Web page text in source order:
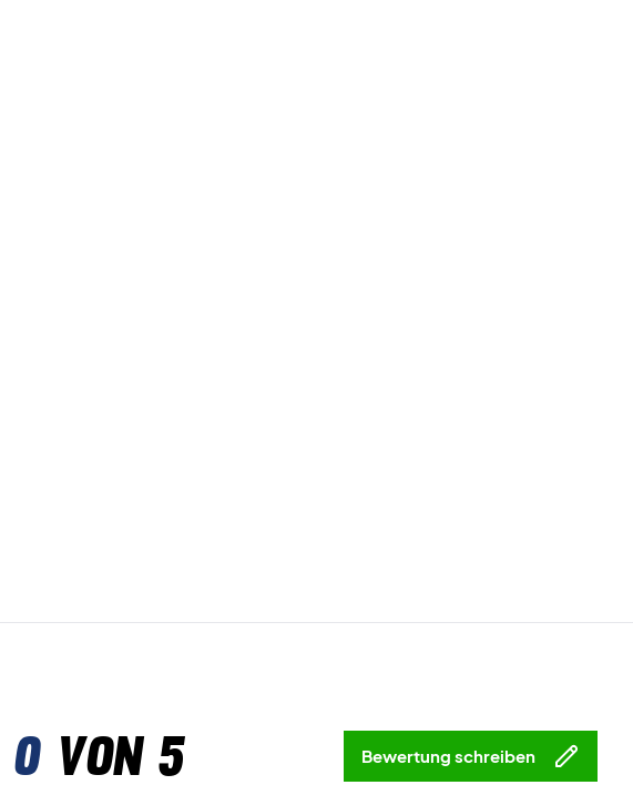
0von 5 Bewertung schreiben